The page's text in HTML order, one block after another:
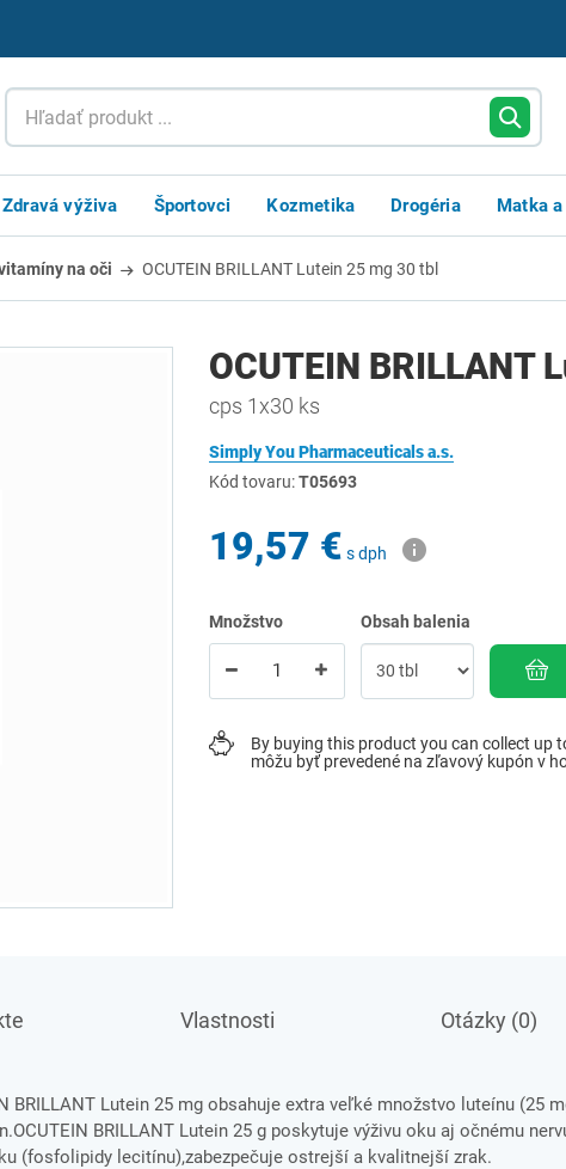
Zdravá výživa Športovci Kozmetika Drogéria Matka
na oči OCUTEIN BRILLANT Lutein 25 mg 30 tbl
OCUTEIN BRILLANT
cps 1x30 ks
Simply You Pharmaceuticals a.s.
Kód tovaru:T05693
19,57 € s dph
Množstvo Obsah balenia
By buying this product you can collect up
môžu byť prevedené na zľavový kupón v
Vlastnosti Otázky (0)
BRILLANT Lutein 25 mg obsahuje extra veľké množstvo luteínu (25
BRILLANT Lutein 25 g poskytuje výživu oku aj očnému
(fosfolipidy lecitínu),zabezpečuje ostrejší a kvalitnejší zrak.